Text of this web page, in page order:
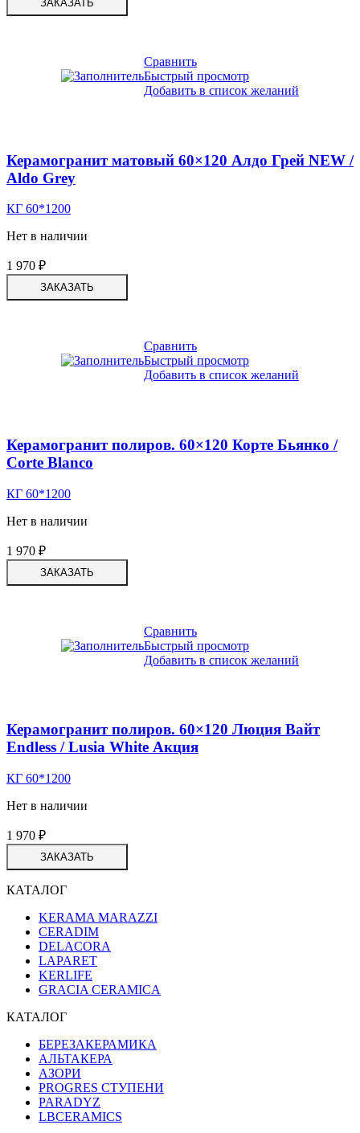
ЗАКАЗАТЬ
Сравнить
Быстрый просмотр
Добавить в список желаний
Керамогранит матовый 60×120 Алдо Грей NEW /
Aldo Grey
КГ 60*1200
Нет в наличии
1 970 ₽
ЗАКАЗАТЬ
Сравнить
Быстрый просмотр
Добавить в список желаний
Керамогранит полиров. 60×120 Корте Бьянко /
Corte Blanco
КГ 60*1200
Нет в наличии
1 970 ₽
ЗАКАЗАТЬ
Сравнить
Быстрый просмотр
Добавить в список желаний
Керамогранит полиров. 60×120 Люция Вайт
Endless / Lusia White Акция
КГ 60*1200
Нет в наличии
1 970 ₽
ЗАКАЗАТЬ
КАТАЛОГ
KERAMA MARAZZI
CERADIM
DELACORA
LAPARET
KERLIFE
GRACIA CERAMICA
КАТАЛОГ
БЕРЕЗАКЕРАМИКА
АЛЬТАКЕРА
АЗОРИ
PROGRES СТУПЕНИ
PARADYZ
LBCERAMICS